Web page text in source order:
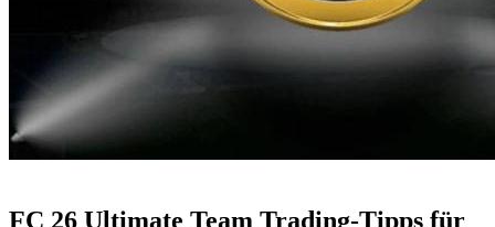
FC 26 Ultimate Team Trading-Tipps für